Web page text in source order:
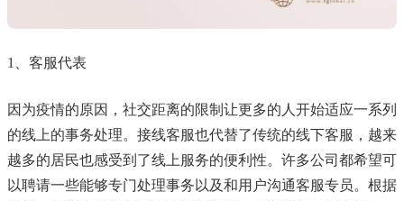
1、客服代表
因为疫情的原因，社交距离的限制让更多的人开始适应一系列
的线上的事务处理。接线客服也代替了传统的线下客服，越来
越多的居民也感受到了线上服务的便利性。许多公司都希望可
以聘请一些能够专门处理事务以及和用户沟通客服专员。根据